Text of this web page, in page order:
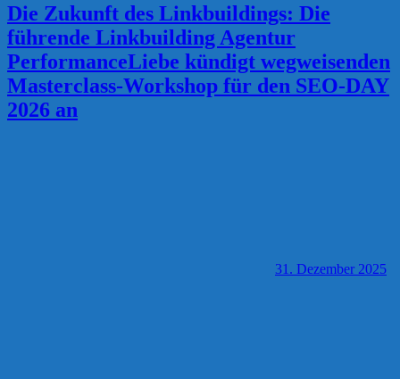
Die Zukunft des Linkbuildings: Die
führende Linkbuilding Agentur
PerformanceLiebe kündigt wegweisenden
Masterclass-Workshop für den SEO-DAY
2026 an
31. Dezember 2025